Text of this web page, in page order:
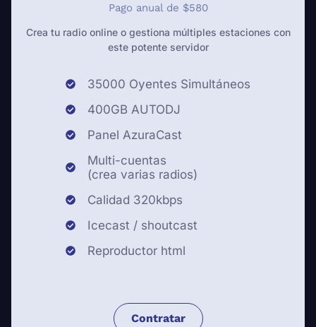
Pago anual de $580
Crea tu radio online o gestiona múltiples estaciones con
este potente servidor
35000 Oyentes Simultáneos
400GB AUTODJ
Panel AzuraCast
Multi-cuentas
(crea varias radios)
Calidad 320kbps
Icecast / shoutcast
Reproductor html
Contratar